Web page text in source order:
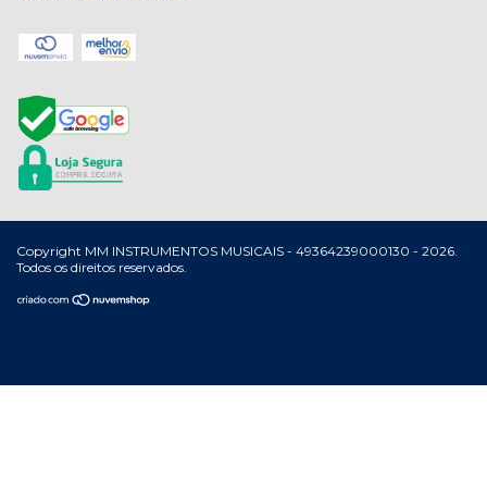
Copyright MM INSTRUMENTOS MUSICAIS - 49364239000130 - 2026.
Todos os direitos reservados.